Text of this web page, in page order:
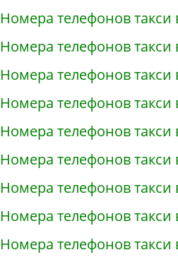
Номера телефонов такси
Номера телефонов такси
Номера телефонов
Номера телефонов
Номера телефонов такси
Номера телефонов такси
Номера телефонов такси
Номера телефонов такси
Номера телефонов такси